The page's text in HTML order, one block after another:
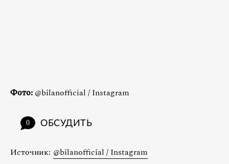
Фото: @bilanofficial / Instagram
0 ОБСУДИТЬ
Источник: @bilanofficial / Instagram